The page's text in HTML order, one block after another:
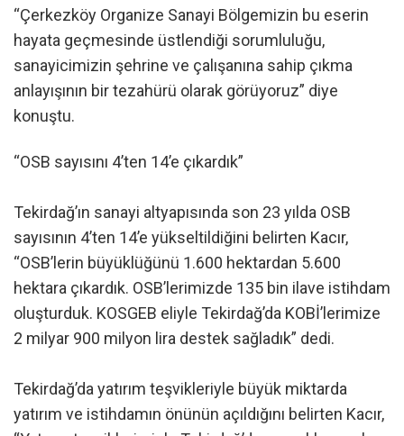
“Çerkezköy Organize Sanayi Bölgemizin bu eserin
hayata geçmesinde üstlendiği sorumluluğu,
sanayicimizin şehrine ve çalışanına sahip çıkma
anlayışının bir tezahürü olarak görüyoruz” diye
konuştu.
“OSB sayısını 4’ten 14’e çıkardık”
Tekirdağ’ın sanayi altyapısında son 23 yılda OSB
sayısının 4’ten 14’e yükseltildiğini belirten Kacır,
“OSB’lerin büyüklüğünü 1.600 hektardan 5.600
hektara çıkardık. OSB’lerimizde 135 bin ilave istihdam
oluşturduk. KOSGEB eliyle Tekirdağ’da KOBİ’lerimize
2 milyar 900 milyon lira destek sağladık” dedi.
Tekirdağ’da yatırım teşvikleriyle büyük miktarda
yatırım ve istihdamın önünün açıldığını belirten Kacır,